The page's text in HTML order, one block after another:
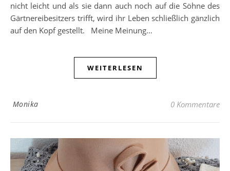
nicht leicht und als sie dann auch noch auf die Söhne des
Gärtnereibesitzers trifft, wird ihr Leben schließlich gänzlich
auf den Kopf gestellt. Meine Meinung…
WEITERLESEN
Monika 0 Kommentare